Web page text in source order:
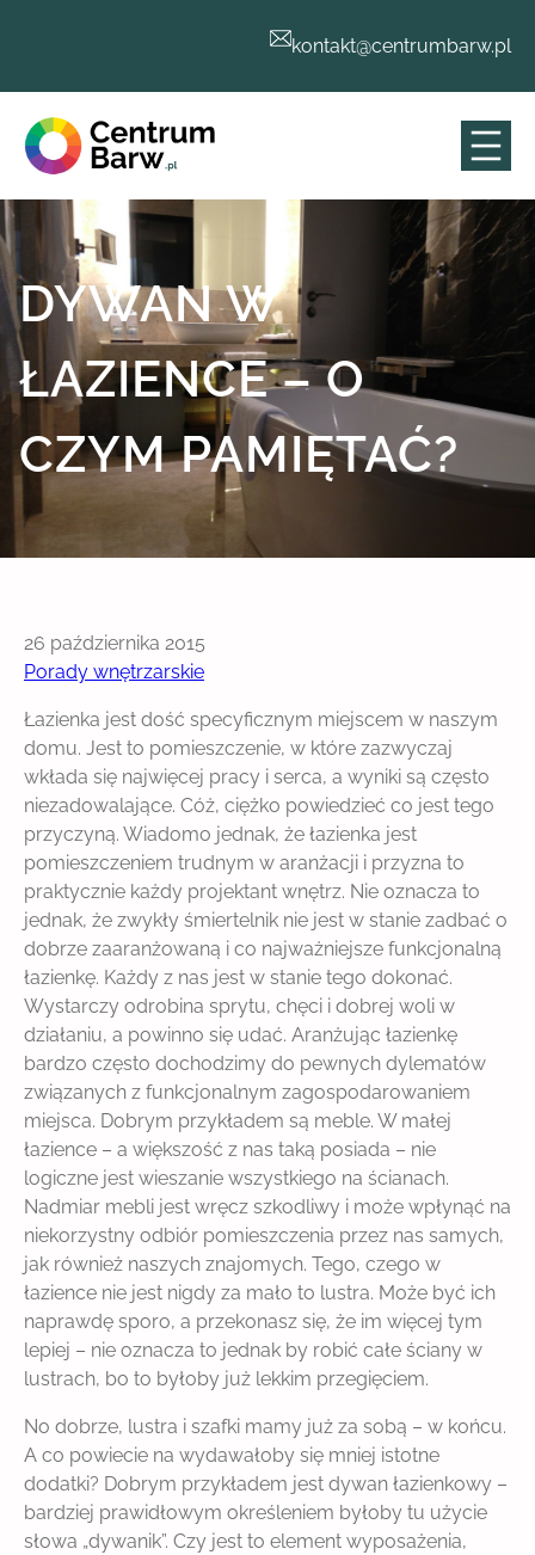
kontakt@centrumbarw.pl
DYWAN W
ŁAZIENCE – O
CZYM PAMIĘTAĆ?
26 października 2015
Porady wnętrzarskie
Łazienka jest dość specyficznym miejscem w naszym
domu. Jest to pomieszczenie, w które zazwyczaj
wkłada się najwięcej pracy i serca, a wyniki są często
niezadowalające. Cóż, ciężko powiedzieć co jest tego
przyczyną. Wiadomo jednak, że łazienka jest
pomieszczeniem trudnym w aranżacji i przyzna to
praktycznie każdy projektant wnętrz. Nie oznacza to
jednak, że zwykły śmiertelnik nie jest w stanie zadbać o
dobrze zaaranżowaną i co najważniejsze funkcjonalną
łazienkę. Każdy z nas jest w stanie tego dokonać.
Wystarczy odrobina sprytu, chęci i dobrej woli w
działaniu, a powinno się udać. Aranżując łazienkę
bardzo często dochodzimy do pewnych dylematów
związanych z funkcjonalnym zagospodarowaniem
miejsca. Dobrym przykładem są meble. W małej
łazience – a większość z nas taką posiada – nie
logiczne jest wieszanie wszystkiego na ścianach.
Nadmiar mebli jest wręcz szkodliwy i może wpłynąć na
niekorzystny odbiór pomieszczenia przez nas samych,
jak również naszych znajomych. Tego, czego w
łazience nie jest nigdy za mało to lustra. Może być ich
naprawdę sporo, a przekonasz się, że im więcej tym
lepiej – nie oznacza to jednak by robić całe ściany w
lustrach, bo to byłoby już lekkim przegięciem.
No dobrze, lustra i szafki mamy już za sobą – w końcu.
A co powiecie na wydawałoby się mniej istotne
dodatki? Dobrym przykładem jest dywan łazienkowy –
bardziej prawidłowym określeniem byłoby tu użycie
słowa „dywanik”. Czy jest to element wyposażenia,